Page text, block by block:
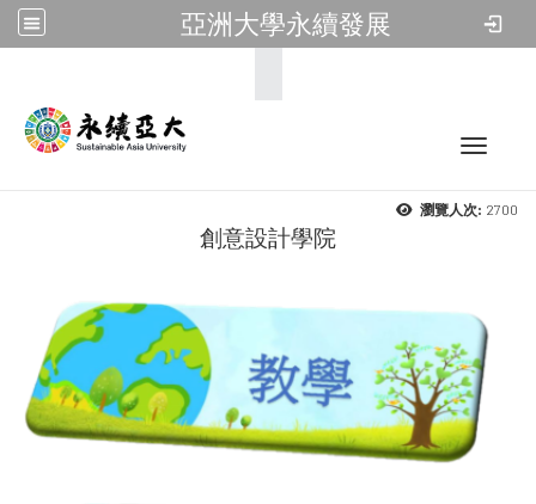
亞洲大學永續發展
Toggle
瀏覽人次: 2700
創意設計學院